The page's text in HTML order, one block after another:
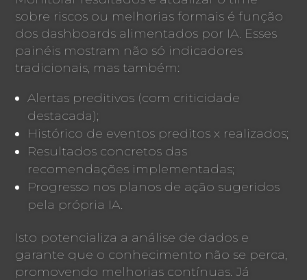
sobre riscos ou melhorias formais é função
dos dashboards alimentados por IA. Esses
painéis mostram não só indicadores
tradicionais, mas também:
Alertas preditivos (com criticidade
destacada);
Histórico de eventos preditos x realizados;
Resultados concretos das
recomendações implementadas;
Progresso nos planos de ação sugeridos
pela própria IA.
Isto potencializa a análise de dados e
garante que o conhecimento não se perca,
promovendo melhorias contínuas. Já